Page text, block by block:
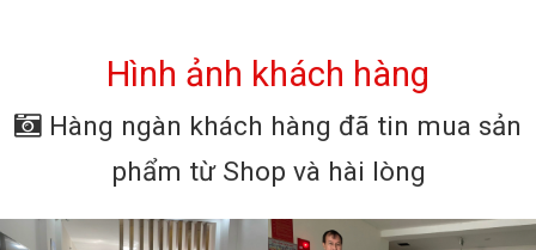
Hình ảnh khách hàng
Hàng ngàn khách hàng đã tin mua sản
phẩm từ Shop và hài lòng